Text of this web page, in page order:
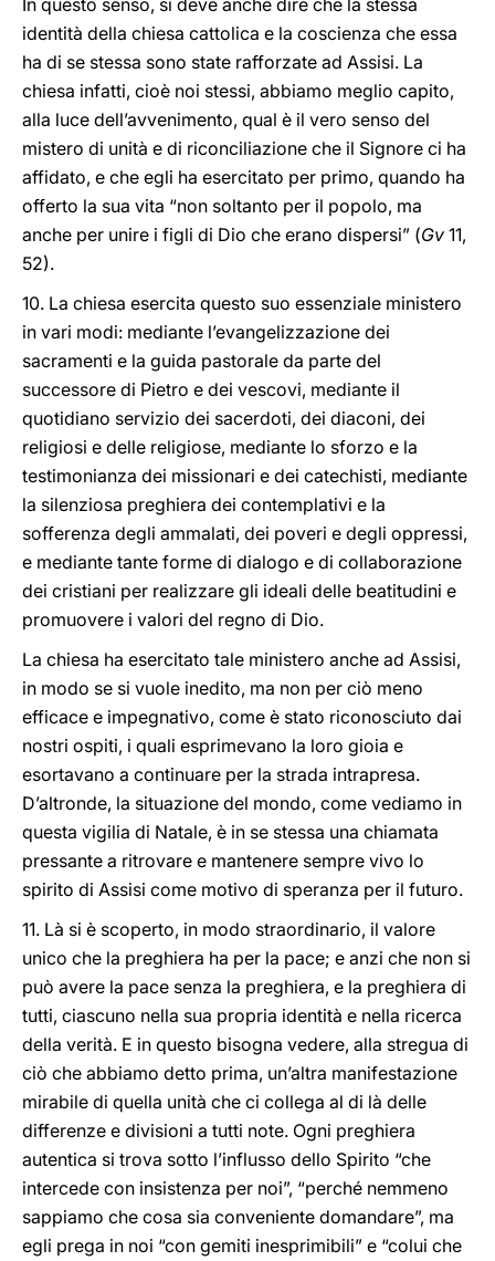
In questo senso, si deve anche dire che la stessa
identità della chiesa cattolica e la coscienza che essa
ha di se stessa sono state rafforzate ad Assisi. La
chiesa infatti, cioè noi stessi, abbiamo meglio capito,
alla luce dell’avvenimento, qual è il vero senso del
mistero di unità e di riconciliazione che il Signore ci ha
affidato, e che egli ha esercitato per primo, quando ha
offerto la sua vita “non soltanto per il popolo, ma
anche per unire i figli di Dio che erano dispersi” (Gv 11,
52).
10. La chiesa esercita questo suo essenziale ministero
in vari modi: mediante l’evangelizzazione dei
sacramenti e la guida pastorale da parte del
successore di Pietro e dei vescovi, mediante il
quotidiano servizio dei sacerdoti, dei diaconi, dei
religiosi e delle religiose, mediante lo sforzo e la
testimonianza dei missionari e dei catechisti, mediante
la silenziosa preghiera dei contemplativi e la
sofferenza degli ammalati, dei poveri e degli oppressi,
e mediante tante forme di dialogo e di collaborazione
dei cristiani per realizzare gli ideali delle beatitudini e
promuovere i valori del regno di Dio.
La chiesa ha esercitato tale ministero anche ad Assisi,
in modo se si vuole inedito, ma non per ciò meno
efficace e impegnativo, come è stato riconosciuto dai
nostri ospiti, i quali esprimevano la loro gioia e
esortavano a continuare per la strada intrapresa.
D’altronde, la situazione del mondo, come vediamo in
questa vigilia di Natale, è in se stessa una chiamata
pressante a ritrovare e mantenere sempre vivo lo
spirito di Assisi come motivo di speranza per il futuro.
11. Là si è scoperto, in modo straordinario, il valore
unico che la preghiera ha per la pace; e anzi che non si
può avere la pace senza la preghiera, e la preghiera di
tutti, ciascuno nella sua propria identità e nella ricerca
della verità. E in questo bisogna vedere, alla stregua di
ciò che abbiamo detto prima, un’altra manifestazione
mirabile di quella unità che ci collega al di là delle
differenze e divisioni a tutti note. Ogni preghiera
autentica si trova sotto l’influsso dello Spirito “che
intercede con insistenza per noi”, “perché nemmeno
sappiamo che cosa sia conveniente domandare”, ma
egli prega in noi “con gemiti inesprimibili” e “colui che